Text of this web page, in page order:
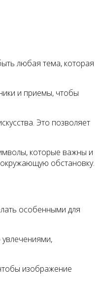
любая тема, которая
и приемы, чтобы
Это позволяет
которые важны и
обстановку.
особенными для
изображение